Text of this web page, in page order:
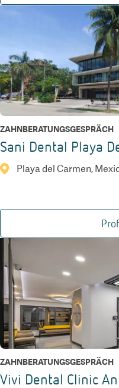
ZAHNBERATUNGSGESPRÄCH
Sani Dental Playa
Playa del Carmen,
ZAHNBERATUNGSGESPRÄCH
Vivi Dental Clinic